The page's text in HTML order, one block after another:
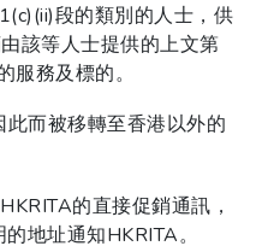
段的類別的人士，供
該等人士提供的上文第
服務及標的。
而被移轉至香港以外的
的直接促銷通訊，
地址通知HKRITA。